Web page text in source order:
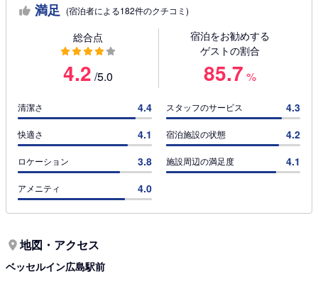
満足 (宿泊者による182件のクチコミ)
総合点
4.2 /5.0
宿泊をお勧めする
ゲストの割合
85.7 %
清潔さ 4.4 スタッフのサービス 4.3
快適さ 4.1 宿泊施設の状態 4.2
ロケーション 3.8 施設周辺の満足度 4.1
アメニティ 4.0
地図・アクセス
ベッセルイン広島駅前